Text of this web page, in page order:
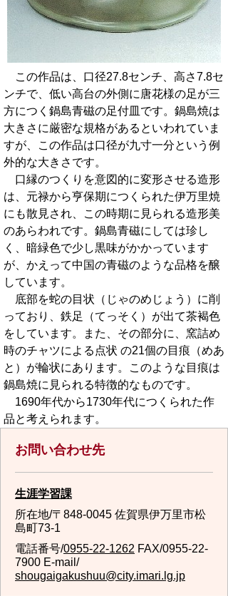
この作品は、口径27.8センチ、高さ7.8セ
ンチで、低い高台の外側に唐花様の足が三
方につく鍋島青磁の足付皿です。鍋島焼は
大きさに厳密な規格があるといわれていま
すが、この作品は口径が九寸一分という例
外的な大きさです。
口縁のつくりを意図的に変形させる造形
は、元禄から亨保期につくられた伊万里焼
にも散見され、この時期に見られる造形美
のあらわれです。鍋島青磁にしては珍し
く、暗緑色で少し黒味がかかっています
が、かえって中国の青磁のような品格を醸
しています。
底部を蛇の目状（じゃのめじょう）に削
っており、鉄足（てっそく）が出て茶褐色
をしています。また、その部分に、窯詰め
時のチャツによる点状 の21個の目痕（めあ
と）が輪状にあります。このような目痕は
鍋島焼に見られる特徴的なものです。
1690年代から1730年代につくられた作
品と考えられます。
お問い合わせ先
生涯学習課
所在地/〒848-0045 佐賀県伊万里市松
島町73-1
電話番号/0955-22-1262 FAX/0955-22-
7900 E-mail/
shougaigakushuu@city.imari.lg.jp